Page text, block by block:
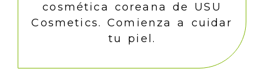
cosmética coreana de USU
Cosmetics. Comienza a cuidar
tu piel.